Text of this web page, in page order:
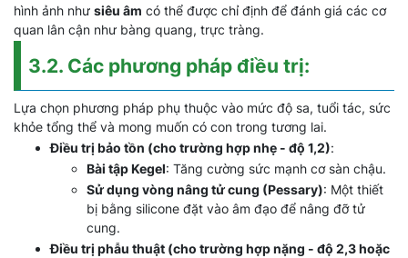
hình ảnh như siêu âm có thể được chỉ định để đánh giá các cơ
quan lân cận như bàng quang, trực tràng.
3.2. Các phương pháp điều trị:
Lựa chọn phương pháp phụ thuộc vào mức độ sa, tuổi tác, sức
khỏe tổng thể và mong muốn có con trong tương lai.
Điều trị bảo tồn (cho trường hợp nhẹ - độ 1,2):
Bài tập Kegel: Tăng cường sức mạnh cơ sàn chậu.
Sử dụng vòng nâng tử cung (Pessary): Một thiết
bị bằng silicone đặt vào âm đạo để nâng đỡ tử
cung.
Điều trị phẫu thuật (cho trường hợp nặng - độ 2,3 hoặc